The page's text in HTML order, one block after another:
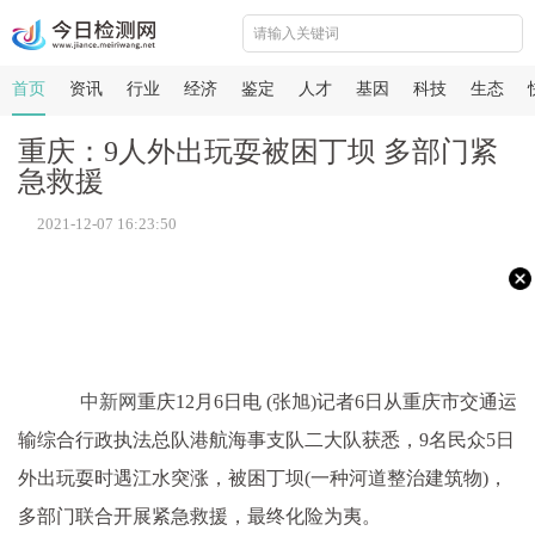
首页 资讯 行业 经济 鉴定 人才 基因 科技 生态
重庆：9人外出玩耍被困丁坝 多部门紧
急救援
2021-12-07 16:23:50
中新网重庆12月6日电 (张旭)记者6日从重庆市交通运
输综合行政执法总队港航海事支队二大队获悉，9名民众5日
外出玩耍时遇江水突涨，被困丁坝(一种河道整治建筑物)，
多部门联合开展紧急救援，最终化险为夷。